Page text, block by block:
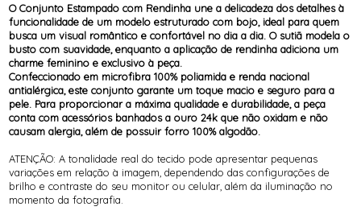
O Conjunto Estampado com Rendinha une a delicadeza dos detalhes à
funcionalidade de um modelo estruturado com bojo, ideal para quem
busca um visual romântico e confortável no dia a dia. O sutiã modela o
busto com suavidade, enquanto a aplicação de rendinha adiciona um
charme feminino e exclusivo à peça.
Confeccionado em microfibra 100% poliamida e renda nacional
antialérgica, este conjunto garante um toque macio e seguro para a
pele. Para proporcionar a máxima qualidade e durabilidade, a peça
conta com acessórios banhados a ouro 24k que não oxidam e não
causam alergia, além de possuir forro 100% algodão.
ATENÇÃO: A tonalidade real do tecido pode apresentar pequenas
variações em relação à imagem, dependendo das configurações de
brilho e contraste do seu monitor ou celular, além da iluminação no
momento da fotografia.